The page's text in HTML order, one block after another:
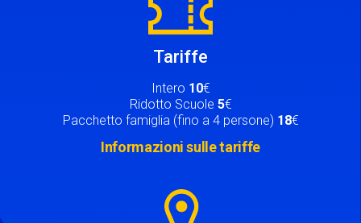
Tariffe
Intero 10€
Ridotto Scuole 5€
Pacchetto famiglia (fino a 4 persone) 18€
Informazioni sulle tariffe